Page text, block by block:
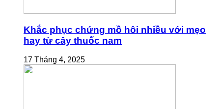
Khắc phục chứng mồ hôi nhiều với mẹo
hay từ cây thuốc nam
17 Tháng 4, 2025